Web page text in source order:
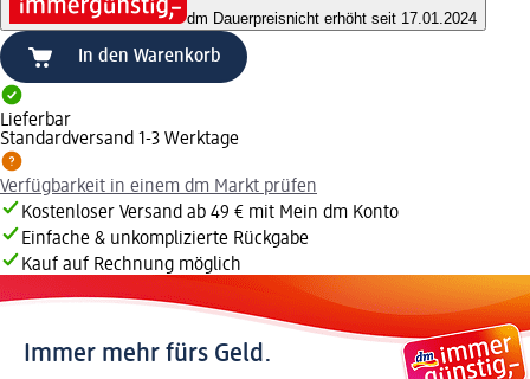
dm Dauerpreisnicht erhöht seit 17.01.2024
In den Warenkorb
Lieferbar
Standardversand 1-3 Werktage
Verfügbarkeit in einem dm Markt prüfen
Kostenloser Versand ab 49 € mit Mein dm Konto
Einfache & unkomplizierte Rückgabe
Kauf auf Rechnung möglich
Immer mehr fürs Geld.